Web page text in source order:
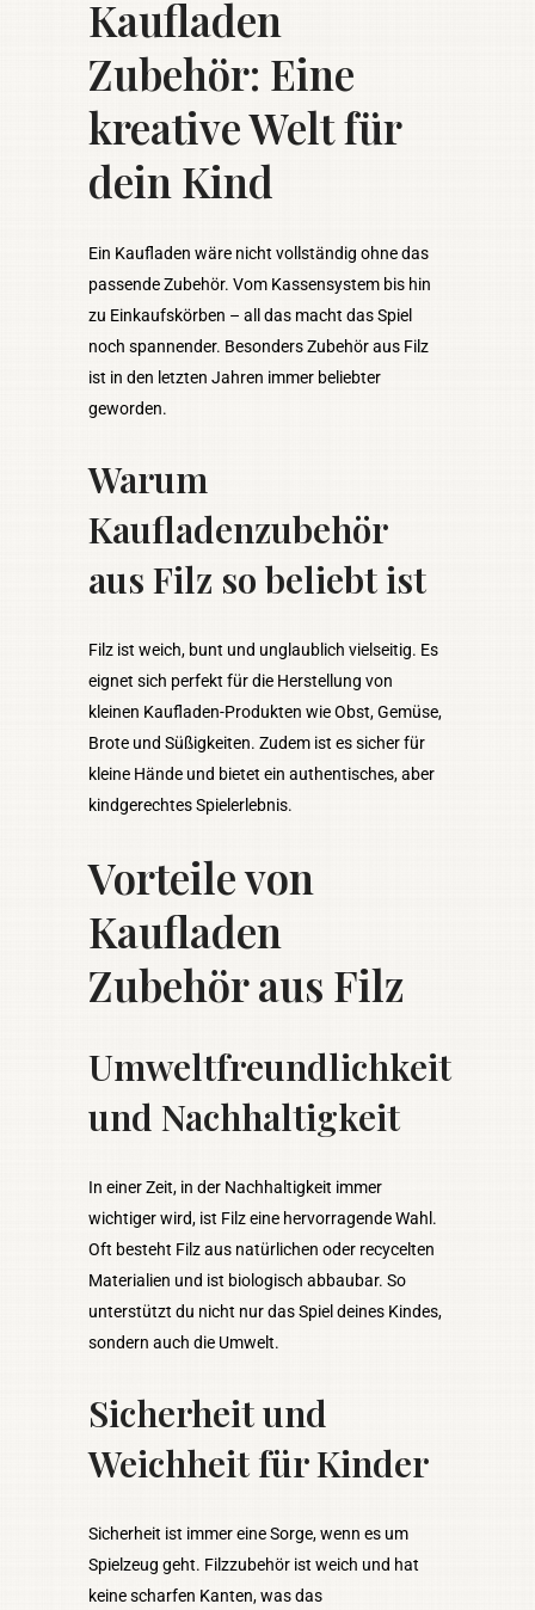
Kaufladen
Zubehör: Eine
kreative Welt für
dein Kind
Ein Kaufladen wäre nicht vollständig ohne das
passende Zubehör. Vom Kassensystem bis hin
zu Einkaufskörben – all das macht das Spiel
noch spannender. Besonders Zubehör aus Filz
ist in den letzten Jahren immer beliebter
geworden.
Warum
Kaufladenzubehör
aus Filz so beliebt ist
Filz ist weich, bunt und unglaublich vielseitig. Es
eignet sich perfekt für die Herstellung von
kleinen Kaufladen-Produkten wie Obst, Gemüse,
Brote und Süßigkeiten. Zudem ist es sicher für
kleine Hände und bietet ein authentisches, aber
kindgerechtes Spielerlebnis.
Vorteile von
Kaufladen
Zubehör aus Filz
Umweltfreundlichkeit
und Nachhaltigkeit
In einer Zeit, in der Nachhaltigkeit immer
wichtiger wird, ist Filz eine hervorragende Wahl.
Oft besteht Filz aus natürlichen oder recycelten
Materialien und ist biologisch abbaubar. So
unterstützt du nicht nur das Spiel deines Kindes,
sondern auch die Umwelt.
Sicherheit und
Weichheit für Kinder
Sicherheit ist immer eine Sorge, wenn es um
Spielzeug geht. Filzzubehör ist weich und hat
keine scharfen Kanten, was das